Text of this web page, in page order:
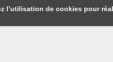
l’utilisation de cookies pour